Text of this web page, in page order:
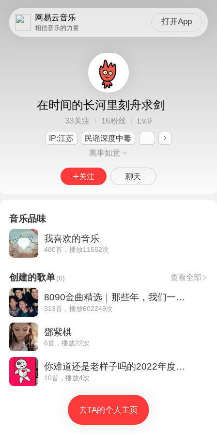
网易云音乐
相信音乐的力量
打开App
在时间的长河里刻舟求剑
33关注 16粉丝 Lv.9
IP:江苏
民谣深度中毒
萬事如意
关注 聊天
音乐品味
我喜欢的音乐
480首，播放11552次
创建的歌单(6) 查看全部
8090金曲精选｜那些年，我们一起听的歌
313首，播放602249次
鄧紫棋
6首，播放22次
你难道还是老样子吗的2022年度歌单
10首，播放4次
去TA的个人主页